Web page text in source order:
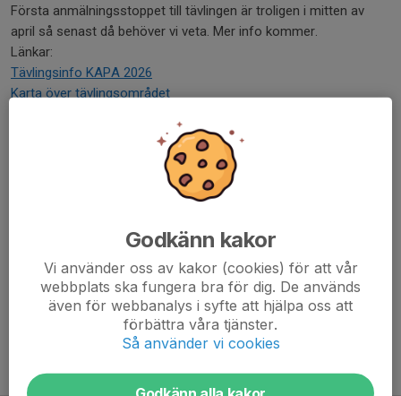
Första anmälningsstoppet till tävlingen är troligen i mitten av
april så senast då behöver vi veta. Mer info kommer.
Länkar:
Tävlingsinfo KAPA 2026
Karta över tävlingsområdet
Jörgen Stegard 25 jan, 23:23
Film från Lettiska mästerskapet 2019, på samma arena
som i sommar. https://www.youtube.com/watch?
v=c5eK9XFqlzI
Tidigare nyheter
Godkänn kakor
Vi använder oss av kakor (cookies) för att vår
webbplats ska fungera bra för dig. De används
även för webbanalys i syfte att hjälpa oss att
förbättra våra tjänster.
Så använder vi cookies